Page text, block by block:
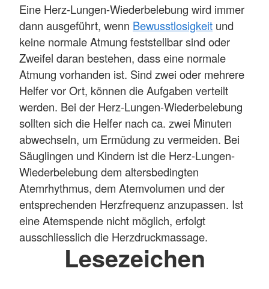
Eine Herz-Lungen-Wiederbelebung wird immer
dann ausgeführt, wenn Bewusstlosigkeit und
keine normale Atmung feststellbar sind oder
Zweifel daran bestehen, dass eine normale
Atmung vorhanden ist. Sind zwei oder mehrere
Helfer vor Ort, können die Aufgaben verteilt
werden. Bei der Herz-Lungen-Wiederbelebung
sollten sich die Helfer nach ca. zwei Minuten
abwechseln, um Ermüdung zu vermeiden. Bei
Säuglingen und Kindern ist die Herz-Lungen-
Wiederbelebung dem altersbedingten
Atemrhythmus, dem Atemvolumen und der
entsprechenden Herzfrequenz anzupassen. Ist
eine Atemspende nicht möglich, erfolgt
ausschliesslich die Herzdruckmassage.
Lesezeichen